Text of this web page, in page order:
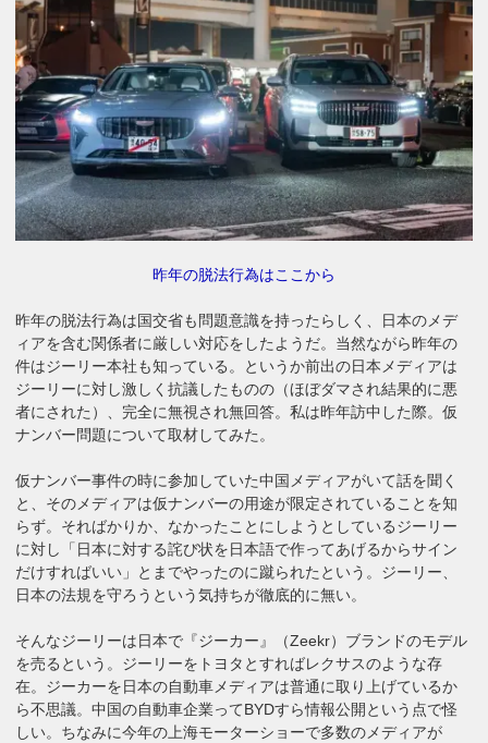
昨年の脱法行為はここから
昨年の脱法行為は国交省も問題意識を持ったらしく、日本のメデ
ィアを含む関係者に厳しい対応をしたようだ。当然ながら昨年の
件はジーリー本社も知っている。というか前出の日本メディアは
ジーリーに対し激しく抗議したものの（ほぼダマされ結果的に悪
者にされた）、完全に無視され無回答。私は昨年訪中した際。仮
ナンバー問題について取材してみた。
仮ナンバー事件の時に参加していた中国メディアがいて話を聞く
と、そのメディアは仮ナンバーの用途が限定されていることを知
らず。そればかりか、なかったことにしようとしているジーリー
に対し「日本に対する詫び状を日本語で作ってあげるからサイン
だけすればいい」とまでやったのに蹴られたという。ジーリー、
日本の法規を守ろうという気持ちが徹底的に無い。
そんなジーリーは日本で『ジーカー』（Zeekr）ブランドのモデル
を売るという。ジーリーをトヨタとすればレクサスのような存
在。ジーカーを日本の自動車メディアは普通に取り上げているか
ら不思議。中国の自動車企業ってBYDすら情報公開という点で怪
しい。ちなみに今年の上海モーターショーで多数のメディアが